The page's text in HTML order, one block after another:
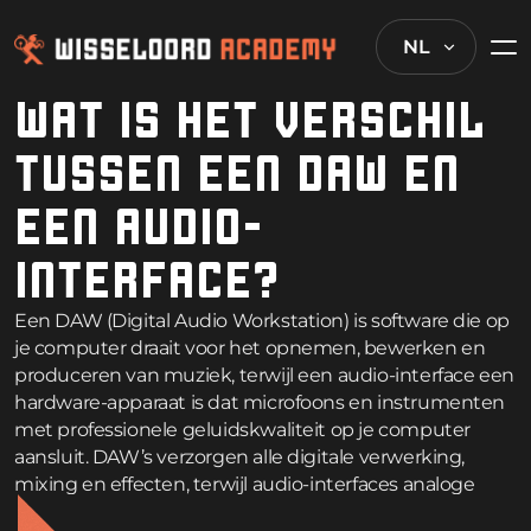
NL
WAT IS HET VERSCHIL
TUSSEN EEN DAW EN
EEN AUDIO-
INTERFACE?
Een DAW (Digital Audio Workstation) is software die op
je computer draait voor het opnemen, bewerken en
produceren van muziek, terwijl een audio-interface een
hardware-apparaat is dat microfoons en instrumenten
met professionele geluidskwaliteit op je computer
aansluit. DAW’s verzorgen alle digitale verwerking,
mixing en effecten, terwijl audio-interfaces analoge
signalen van je apparatuur omzetten naar digitale